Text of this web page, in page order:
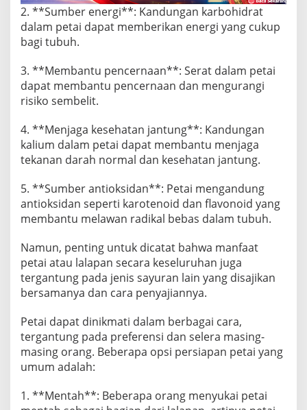
2. **Sumber energi**: Kandungan karbohidrat
dalam petai dapat memberikan energi yang cukup
bagi tubuh.
3. **Membantu pencernaan**: Serat dalam petai
dapat membantu pencernaan dan mengurangi
risiko sembelit.
4. **Menjaga kesehatan jantung**: Kandungan
kalium dalam petai dapat membantu menjaga
tekanan darah normal dan kesehatan jantung.
5. **Sumber antioksidan**: Petai mengandung
antioksidan seperti karotenoid dan flavonoid yang
membantu melawan radikal bebas dalam tubuh.
Namun, penting untuk dicatat bahwa manfaat
petai atau lalapan secara keseluruhan juga
tergantung pada jenis sayuran lain yang disajikan
bersamanya dan cara penyajiannya.
Petai dapat dinikmati dalam berbagai cara,
tergantung pada preferensi dan selera masing-
masing orang. Beberapa opsi persiapan petai yang
umum adalah:
1. **Mentah**: Beberapa orang menyukai petai